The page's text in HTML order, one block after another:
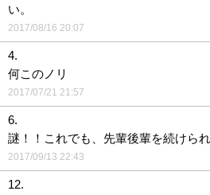
い。
2017/08/16 20:07
4.
何このノリ
2017/07/21 21:57
6.
謎！！これでも、先輩後輩を続けら
2017/09/13 22:43
12.